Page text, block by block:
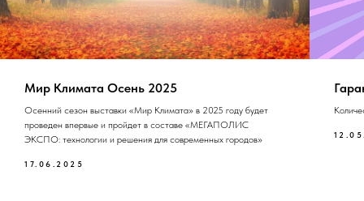
Мир Климата Осень 2025
Осенний сезон выставки «Мир Климата» в 2025 году будет
проведен впервые и пройдет в составе «МЕГАПОЛИС
ЭКСПО: технологии и решения для современных городов»
17.06.2025